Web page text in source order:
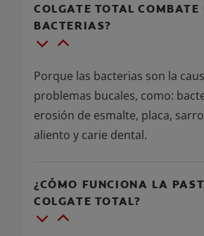
COLGATE TOTAL COMBATE
BACTERIAS?
Porque las bacterias son la
problemas bucales, como:
erosión de esmalte, placa,
aliento y carie dental.
¿CÓMO FUNCIONA LA
COLGATE TOTAL?